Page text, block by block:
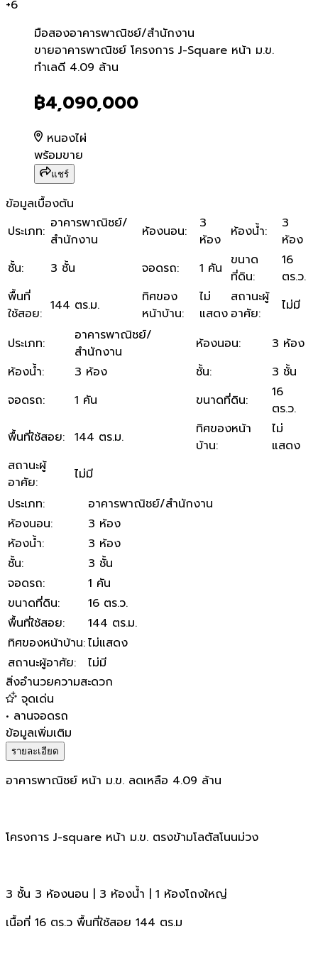
+6
มือสองอาคารพาณิชย์/สำนักงาน
ขายอาคารพาณิชย์ โครงการ
ขายอาคารพาณิชย์ โครงการ J-Square หน้า ม.ข.
ทำเลดี 4.09 ล้าน
฿4,090,000
หนองไผ่
พร้อมขาย
แชร์
ข้อมูลเบื้องต้น
ประเภท: อาคารพาณิชย์/
สำนักงาน
ห้องนอน:
3
ห้อง
ห้องน้ำ:
3
ห้อง
ชั้น: 3 ชั้น จอดรถ: 1 คัน ขนาด
ที่ดิน:
16
ตร.ว.
พื้นที่
ใช้สอย: 144 ตร.ม.
ทิศของ
หน้าบ้าน:
ไม่
แสดง
สถานะผู้
อาศัย: ไม่มี
ประเภท:
อาคารพาณิชย์/
สำนักงาน
ห้องนอน:
3 ห้อง
ห้องน้ำ: 3 ห้อง ชั้น:
3 ชั้น
จอดรถ: 1 คัน ขนาดที่ดิน:
16
ตร.ว.
พื้นที่ใช้สอย: 144 ตร.ม.
ทิศของหน้า
บ้าน:
ไม่
แสดง
สถานะผู้
อาศัย:
ไม่มี
ประเภท:
อาคารพาณิชย์/สำนักงาน
ห้องนอน:
3 ห้อง
ห้องน้ำ:
3 ห้อง
ชั้น:
3 ชั้น
จอดรถ:
1 คัน
ขนาดที่ดิน:
16 ตร.ว.
พื้นที่ใช้สอย:
144 ตร.ม.
ทิศของหน้าบ้าน:ไม่แสดง
สถานะผู้อาศัย:
ไม่มี
สิ่งอำนวยความสะดวก
จุดเด่น
• ลานจอดรถ
ข้อมูลเพิ่มเติม
รายละเอียด
อาคารพาณิชย์ หน้า ม.ข. ลดเหลือ 4.09 ล้าน
โครงการ J-square หน้า ม.ข. ตรงข้ามโลตัสโนนม่วง
3 ชั้น 3 ห้องนอน | 3 ห้องน้ำ | 1 ห้องโถงใหญ่
เนื้อที่ 16 ตร.ว พื้นที่ใช้สอย 144 ตร.ม